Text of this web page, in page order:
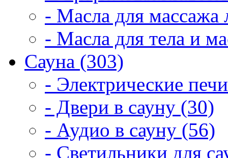
- Масла для массажа
- Масла для тела и
Сауна (303)
- Электрические
- Двери в сауну (30)
- Аудио в сауну (56)
- Светильники для